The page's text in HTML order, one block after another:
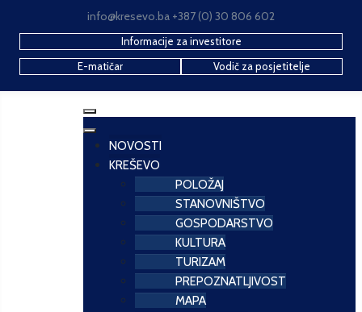
info@kresevo.ba +387 (0) 30 806 602
Informacije za investitore
E-matičar
Vodič za posjetitelje
NOVOSTI
KREŠEVO
POLOŽAJ
STANOVNIŠTVO
GOSPODARSTVO
KULTURA
TURIZAM
PREPOZNATLJIVOST
MAPA